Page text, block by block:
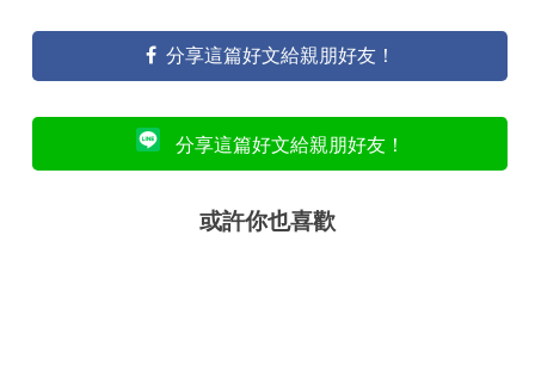
分享這篇好文給親朋好友！
分享這篇好文給親朋好友！
或許你也喜歡